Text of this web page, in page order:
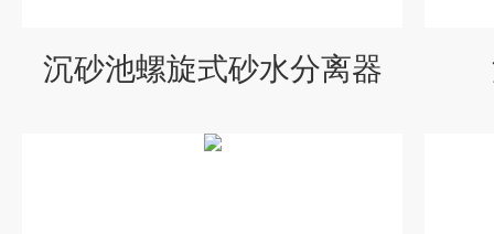
沉砂池螺旋式砂水分离器